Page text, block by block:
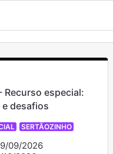
Recurso especial:
desafios
SERTÃOZINHO
09/2026